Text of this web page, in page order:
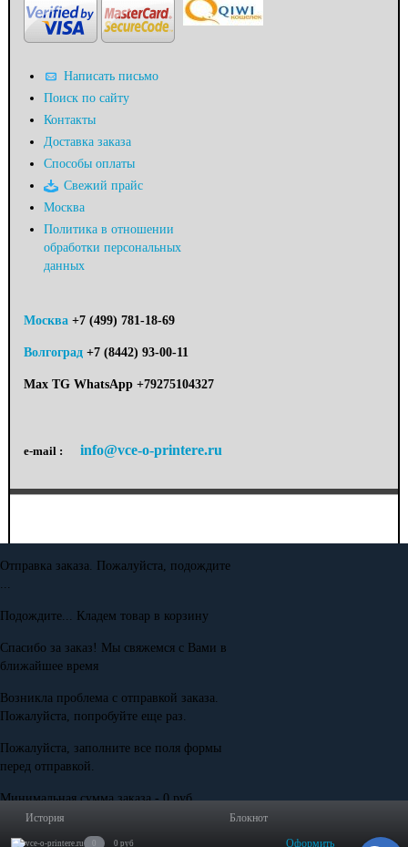
Написать письмо
Поиск по сайту
Контакты
Доставка заказа
Способы оплаты
Свежий прайс
Москва
Политика в отношении
обработки персональных
данных
Москва +7 (499) 781-18-69
Волгоград +7 (8442) 93-00-11
Max TG WhatsApp +79275104327
e-mail : info@vce-o-printere.ru
История Блокнот
0 0 руб Оформить
Отправка заказа. Пожалуйста, подождите
...
Подождите... Кладем товар в корзину
Спасибо за заказ! Мы свяжемся с Вами в
ближайшее время
Возникла проблема с отправкой заказа.
Пожалуйста, попробуйте еще раз.
Пожалуйста, заполните все поля формы
перед отправкой.
Минимальная сумма заказа - 0 руб.